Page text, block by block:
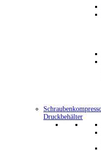
Druckbehälter